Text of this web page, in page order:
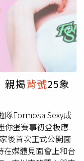
上世界最頂尖的籃
〉之後，成為
為《山羊巔峰》監
也分享到他在電影中
眾其實不需要對籃
希望大家能被片中
打造的世界觀、角
活起來的瞬間，這
2026年2月13日
恩篇YouTube連
力。18號在日本職
投手的代表號碼，這
另一種說法則認為，
，意指最具代表性的
。在軟銀鷹隊史
年短暫效力的
任投手教練的新垣
使用，直到本季結
龍期間同樣沿用此
言別具意義。他表
成為最好的投手，
進。」記者會現場也
親揭背號25象
隊Formosa Sexy成
你蛋賽事初登板應
後首次正式公開面
媒體見面會上和台